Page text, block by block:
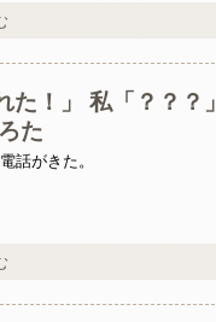
！」 私「？？？」
た
話がきた。